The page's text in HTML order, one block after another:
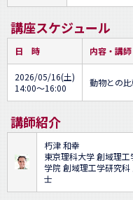
講座スケジュール
日 時 内容・講師
2026/05/16(土)
14:00～16:00
動物との
講師紹介
朽津 和幸
東京理科大学 創域理
学院 創域理工学研究
士